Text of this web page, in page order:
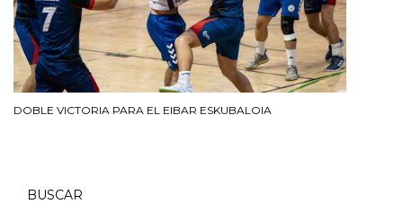
DOBLE VICTORIA PARA EL EIBAR ESKUBALOIA
BUSCAR